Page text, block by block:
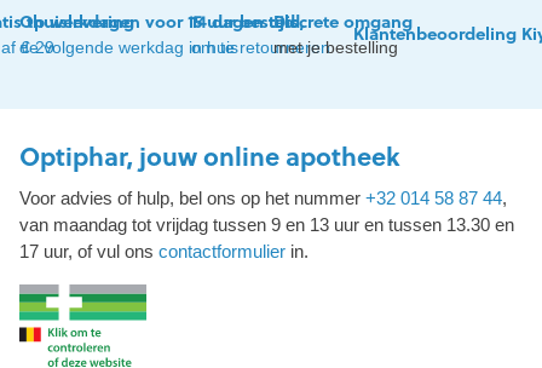
thuislevering
€ 29
Op werkdagen voor 15 uur besteld,
de volgende werkdag in huis
14 dagen tijd
om te retourneren
Discrete omgang
met je bestelling
Klantenbeoordeling
Optiphar, jouw online apotheek
Voor advies of hulp, bel ons op het nummer +32 014 58 87 44,
van maandag tot vrijdag tussen 9 en 13 uur en tussen 13.30 en
17 uur, of vul ons contactformulier in.